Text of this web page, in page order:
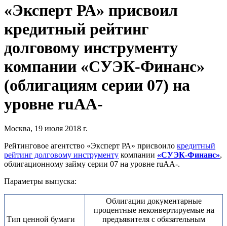
«Эксперт РА» присвоил
кредитный рейтинг
долговому инструменту
компании «СУЭК-Финанс»
(облигациям серии 07) на
уровне ruAA-
Москва, 19 июля 2018 г.
Рейтинговое агентство «Эксперт РА» присвоило кредитный
рейтинг долговому инструменту компании «СУЭК-Финанс»,
облигационному займу серии 07 на уровне ruAA-.
Параметры выпуска:
Тип ценной бумаги
Облигации документарные
процентные неконвертируемые на
предъявителя с обязательным